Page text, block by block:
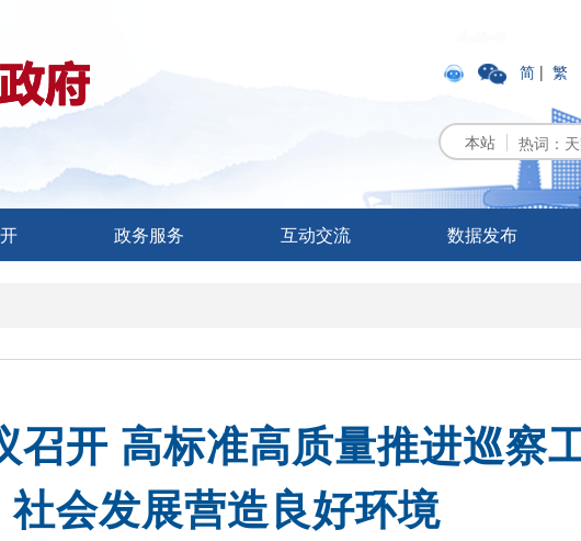
简 | 繁
本站
政务服务 互动交流 数据发布
召开 高标准高质量推进巡察
社会发展营造良好环境